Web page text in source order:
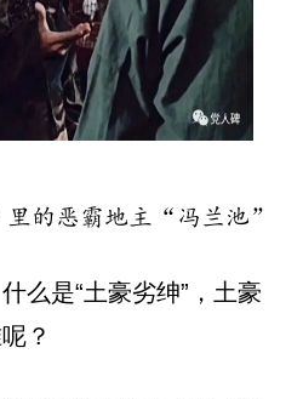
里的恶霸地主“冯兰池”
么是“土豪劣绅”，土豪
？